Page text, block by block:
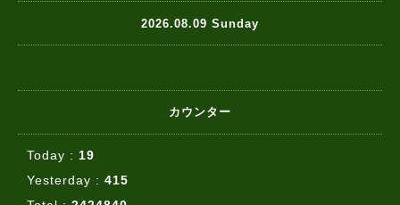
2026.08.09 Sunday
カウンター
Today : 19
Yesterday : 415